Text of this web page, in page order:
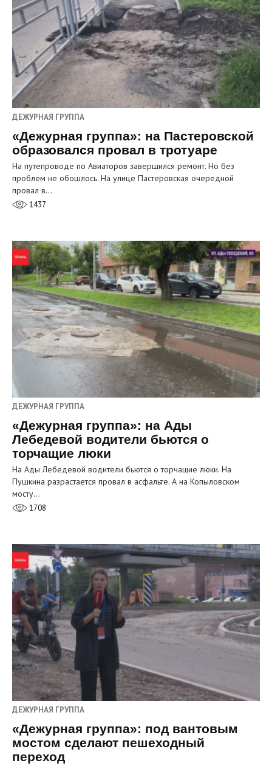
ДЕЖУРНАЯ ГРУППА
«Дежурная группа»: на Пастеровской
образовался провал в тротуаре
На путепроводе по Авиаторов завершился ремонт. Но без
проблем не обошлось. На улице Пастеровская очередной
провал в…
1437
ДЕЖУРНАЯ ГРУППА
«Дежурная группа»: на Ады
Лебедевой водители бьются о
торчащие люки
На Ады Лебедевой водители бьются о торчащие люки. На
Пушкина разрастается провал в асфальте. А на Копыловском
мосту…
1708
ДЕЖУРНАЯ ГРУППА
«Дежурная группа»: под вантовым
мостом сделают пешеходный
переход